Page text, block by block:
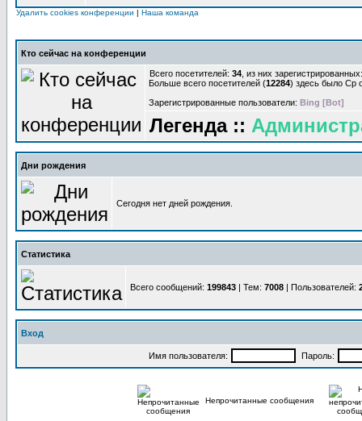
Удалить cookies конференции | Наша команда
Кто сейчас на конференции
Всего посетителей: 34 , из них
Больше всего посетителей (12284) здесь было Ср
Зарегистрированные пользователи: Bing [Bot]
Легенда ::
Дни рождения
Сегодня нет дней рождения.
Статистика
Всего сообщений: 199843 | Тем: 7008 | Пользователей:
Вход
Имя пользователя: Пароль:
Непрочитанные сообщения